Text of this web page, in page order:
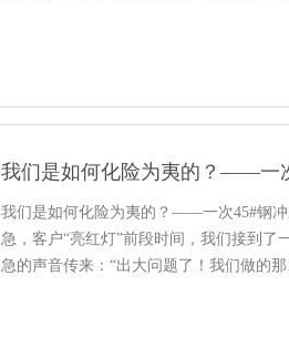
我们是如何化险为夷的？——一
我们是如何化险为夷的？——一次45#钢
急，客户“亮红灯”前段时间，我们接到了
急的声音传来：“出大问题了！我们做的